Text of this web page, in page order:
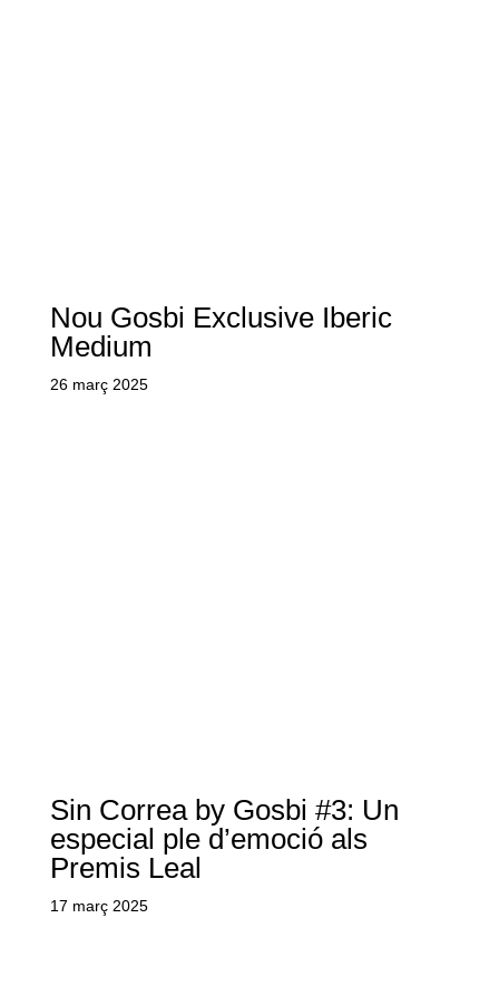
Nou Gosbi Exclusive Iberic
Medium
26 març 2025
Sin Correa by Gosbi #3: Un
especial ple d’emoció als
Premis Leal
17 març 2025